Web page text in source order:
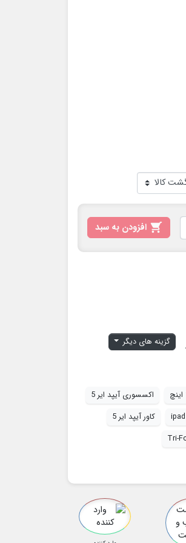

گزینه های دیگر
اکسسوری آیپد ایر 5
کاور آیپد ایر 5